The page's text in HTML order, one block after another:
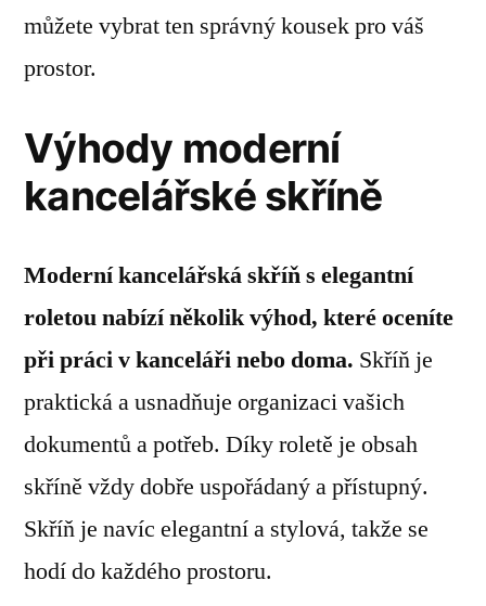
můžete vybrat ten správný kousek pro váš
prostor.
Výhody moderní
kancelářské skříně
Moderní kancelářská skříň s elegantní
roletou nabízí několik výhod, které oceníte
při práci v kanceláři nebo doma. Skříň je
praktická a usnadňuje organizaci vašich
dokumentů a potřeb. Díky roletě je obsah
skříně vždy dobře uspořádaný a přístupný.
Skříň je navíc elegantní a stylová, takže se
hodí do každého prostoru.